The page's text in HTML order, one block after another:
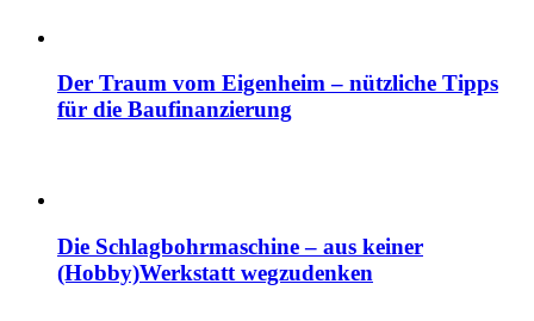
Der Traum vom Eigenheim – nützliche Tipps
für die Baufinanzierung
Die Schlagbohrmaschine – aus keiner
(Hobby)Werkstatt wegzudenken